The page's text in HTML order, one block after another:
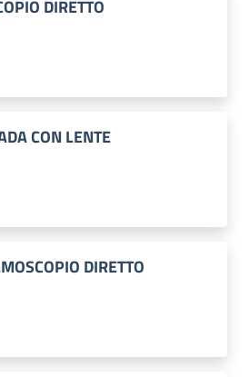
DIRETTO
CON LENTE
DIRETTO